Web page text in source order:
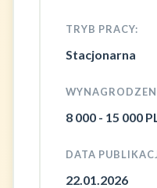
TRYB PRACY:
Stacjonarna
8 000 - 15 000
DATA
22.01.2026